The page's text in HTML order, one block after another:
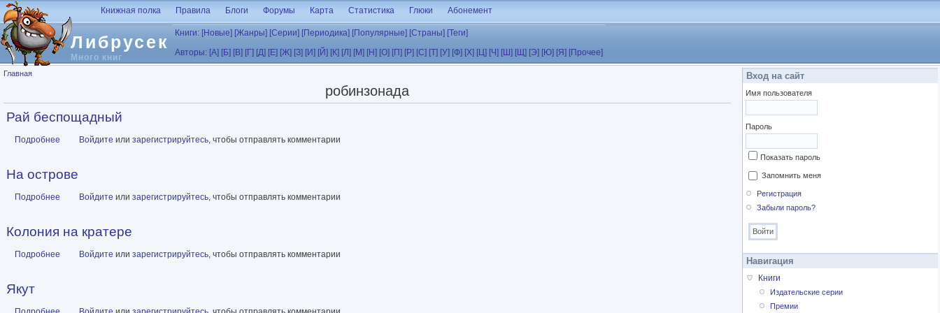
Перейти к основному содержанию
Либрусек
Много книг
Книжная полка Правила Блоги Форумы Карта Статистика Глюки Абонемент
Книги: [Новые] [Жанры] [Серии] [Периодика] [Популярные] [Страны] [Теги]
Авторы: [А] [Б] [В] [Г] [Д] [Е] [Ж] [З] [И] [Й] [К] [Л] [М] [Н] [О] [П] [Р] [С] [Т] [У] [Ф] [Х] [Ц] [Ч] [Ш] [Щ] [Э] [Ю] [Я] [Прочее]
Вы здесь
Главная
робинзонада
Рай беспощадный
Подробнее о Рай беспощадный
Войдите или зарегистрируйтесь, чтобы отправлять комментарии
На острове
Подробнее о На острове
Войдите или зарегистрируйтесь, чтобы отправлять комментарии
Колония на кратере
Подробнее о Колония на кратере
Войдите или зарегистрируйтесь, чтобы отправлять комментарии
Якут
Вход на сайт
Имя пользователя
Пароль
Показать пароль
Запомнить меня
Регистрация
Забыли пароль?
Навигация
Книги
Издательские серии
Премии